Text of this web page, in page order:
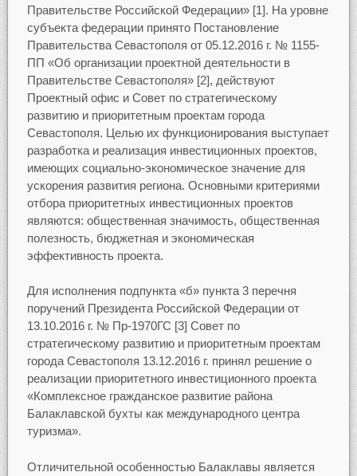
Правительстве Российской Федерации» [1]. На уровне
субъекта федерации принято Постановление
Правительства Севастополя от 05.12.2016 г. № 1155-
ПП «Об организации проектной деятельности в
Правительстве Севастополя» [2], действуют
Проектный офис и Совет по стратегическому
развитию и приоритетным проектам города
Севастополя. Целью их функционирования выступает
разработка и реализация инвестиционных проектов,
имеющих социально-экономическое значение для
ускорения развития региона. Основными критериями
отбора приоритетных инвестиционных проектов
являются: общественная значимость, общественная
полезность, бюджетная и экономическая
эффективность проекта.
Для исполнения подпункта «б» пункта 3 перечня
поручений Президента Российской Федерации от
13.10.2016 г. № Пр-1970ГС [3] Совет по
стратегическому развитию и приоритетным проектам
города Севастополя 13.12.2016 г. принял решение о
реализации приоритетного инвестиционного проекта
«Комплексное гражданское развитие района
Балаклавской бухты как международного центра
туризма».
Отличительной особенностью Балаклавы является